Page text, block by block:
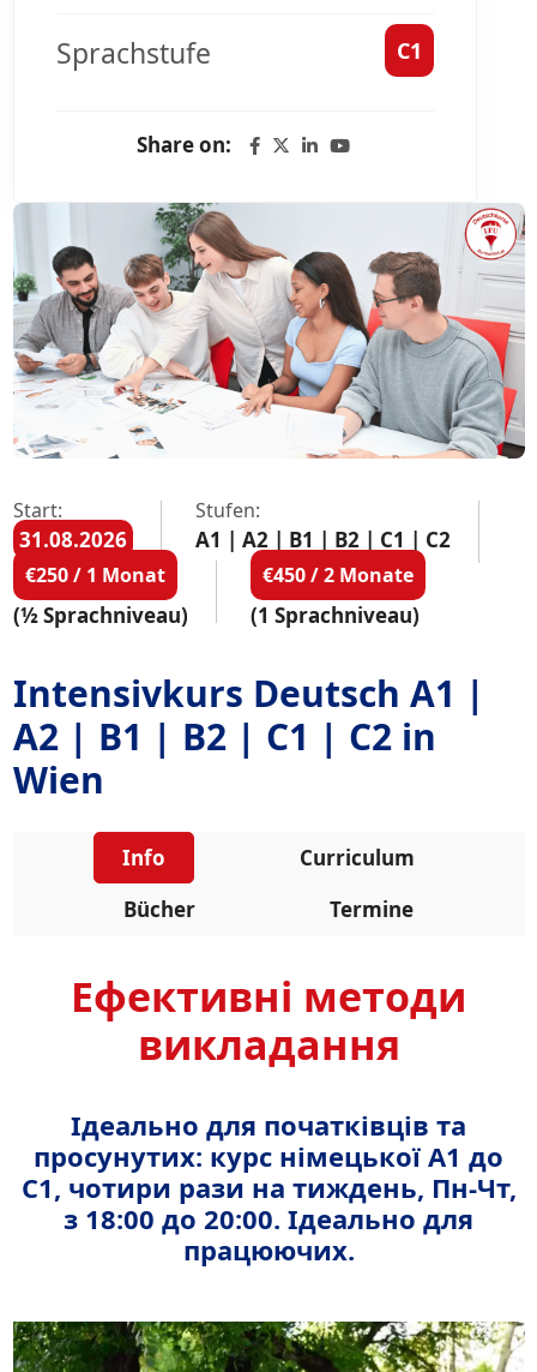
Sprachstufe C1
Share on:
Start:
31.08.2026
Stufen:
A1 | A2 | B1 | B2 | C1 | C2
€250 / 1 Monat
(½ Sprachniveau)
€450 / 2 Monate
(1 Sprachniveau)
Intensivkurs Deutsch A1 |
A2 | B1 | B2 | C1 | C2 in
Wien
Info
Curriculum
Bücher
Termine
Ефективні методи
викладання
Ідеально для початківців та
просунутих: курс німецької A1 до
C1, чотири рази на тиждень, Пн-Чт,
з 18:00 до 20:00. Ідеально для
працюючих.